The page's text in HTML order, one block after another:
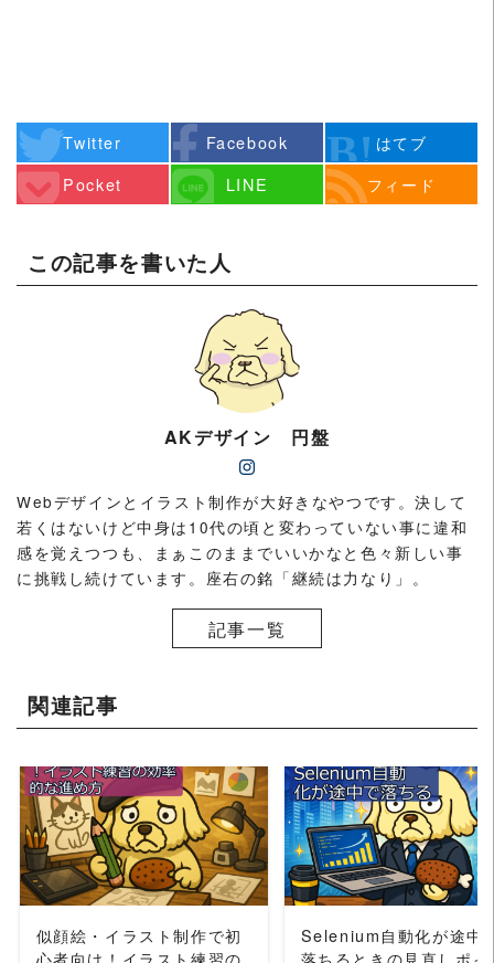
Twitter Facebook
はてブ
Pocket
LINE フィード
この記事を書いた人
AKデザイン 円盤
Webデザインとイラスト制作が大好きなやつです。決して
若くはないけど中身は10代の頃と変わっていない事に違和
感を覚えつつも、まぁこのままでいいかなと色々新しい事
に挑戦し続けています。座右の銘「継続は力なり」。
記事一覧
関連記事
READ MORE
似顔絵・イラスト制作で初
心者向け！イラスト練習の
READ MORE
Selenium自動化が途中
落ちるときの見直しポイ